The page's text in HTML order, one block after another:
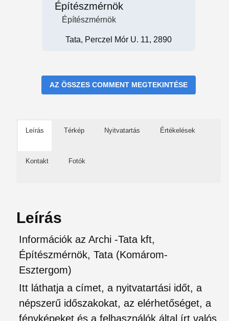
Építészmérnök
Építészmérnök
Tata, Perczel Mór U. 11, 2890
AZ ÖSSZES COMMENT MEGTEKINTÉSE
Leírás Térkép Nyitvatartás Értékelések
Kontakt Fotók
Leírás
Információk az Archi -Tata kft,
Építészmérnök, Tata (Komárom-
Esztergom)
Itt láthatja a címet, a nyitvatartási időt, a
népszerű időszakokat, az elérhetőséget, a
fényképeket és a felhasználók által írt valós